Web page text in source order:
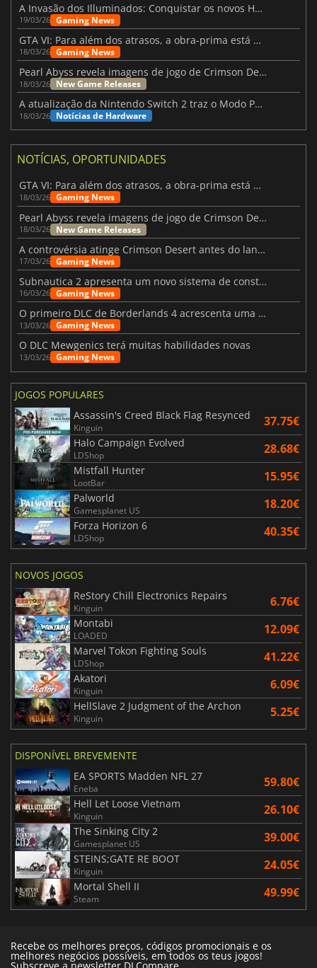
A Invasão dos Illuminados: Conquistar os novos Helldivers 2 Atualização!
19/03/26 Gaming News
GTA VI: Para além dos atrasos, a obra-prima está quase a chegar
18/03/26 Gaming News
Pearl Abyss revela imagens de jogo de Crimson Desert para a PS5
18/03/26 New Game Releases
A atualização da Nintendo Switch 2 traz o Modo Portátil aos jogos mais antigos da Switch
18/03/26 Notícias de Hardware
NOTÍCIAS, OPORTUNIDADES
GTA VI: Para além dos atrasos, a obra-prima está quase a chegar
18/03/26 Gaming News
Pearl Abyss revela imagens de jogo de Crimson Desert para a PS5
18/03/26 New Game Releases
A controvérsia atinge Crimson Desert antes do lançamento
17/03/26 Gaming News
Subnautica 2 apresenta um novo sistema de construção de bases
16/03/26 Gaming News
O primeiro DLC de Borderlands 4 acrescenta uma nova personagem e muito mais
13/03/26 Gaming News
O DLC Mewgenics terá muitas habilidades novas
13/03/26 Gaming News
JOGOS POPULARES
Assassin's Creed Black Flag Resynced
Kinguin 37.75€
Halo Campaign Evolved
LDShop 28.68€
Mistfall Hunter
LootBar 15.95€
Palworld
Gamesplanet US 18.20€
Forza Horizon 6
LDShop 40.35€
NOVOS JOGOS
ReStory Chill Electronics Repairs
Kinguin 6.76€
Montabi
LOADED 12.09€
Marvel Tokon Fighting Souls
LDShop 41.22€
Akatori
Kinguin 6.09€
HellSlave 2 Judgment of the Archon
Kinguin 5.25€
DISPONÍVEL BREVEMENTE
EA SPORTS Madden NFL 27
Eneba 59.80€
Hell Let Loose Vietnam
Kinguin 26.10€
The Sinking City 2
Gamesplanet US 39.00€
STEINS;GATE RE BOOT
Kinguin 24.05€
Mortal Shell II
Steam 49.99€
Recebe os melhores preços, códigos promocionais e os
melhores negócios possíveis, em todos os teus jogos!
Subscreve a newsletter DLCompare